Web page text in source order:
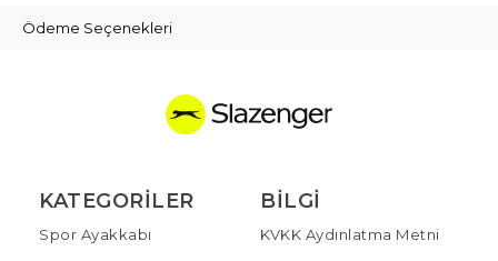
Ödeme Seçenekleri
KATEGORILER
Spor Ayakkabı
BILGI
KVKK Aydınlatma Metni